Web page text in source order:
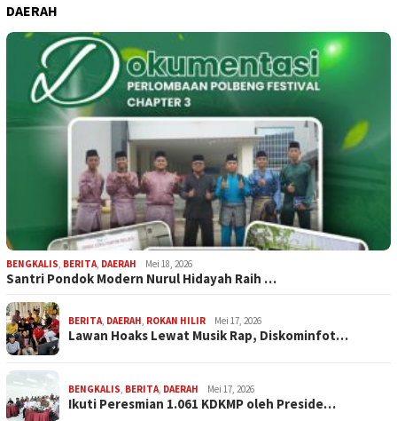
DAERAH
BENGKALIS BERITA DAERAH Mei 18, 2026
Santri Pondok Modern Nurul Hidayah Raih …
BERITA DAERAH ROKAN HILIR Mei 17, 2026
Lawan Hoaks Lewat Musik Rap, Diskominfot…
BENGKALIS BERITA DAERAH Mei 17, 2026
Ikuti Peresmian 1.061 KDKMP oleh Preside…